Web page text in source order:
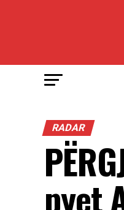
RADAR
pyet